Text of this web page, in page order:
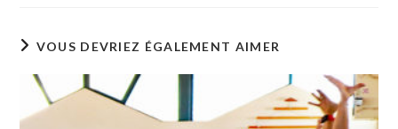
VOUS DEVRIEZ ÉGALEMENT AIMER